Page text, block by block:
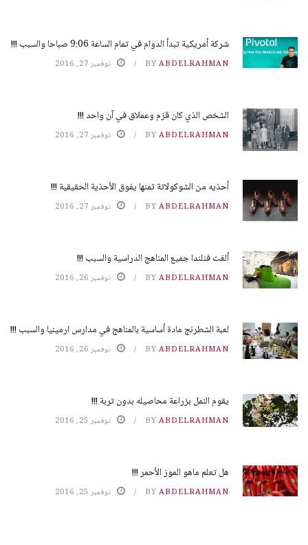
شركة أمريكية تبدأ الدوام في تمام الساعة 9:06 صباحا والسبب !!!
BY ABDELRAHMAN نوفمبر 27, 2016
الشخص الذي كان قزم وعملاق في آن واحد !!!
BY ABDELRAHMAN نوفمبر 27, 2016
أحذيه من الشوكولاتة ثمنها يفوق الأحذية الحقيقية !!!
BY ABDELRAHMAN نوفمبر 27, 2016
ألغت فنلندا جميع المناهج الدراسية والسبب !!!
BY ABDELRAHMAN نوفمبر 26, 2016
لعبة الشطرنج مادة أساسية بالمناهج في مدارس ارمينيا والسبب !!!
BY ABDELRAHMAN نوفمبر 26, 2016
يقوم النمل بزراعة محاصيله بدون تربة !!!
BY ABDELRAHMAN نوفمبر 25, 2016
هل تعلم ماهو الموز الأحمر !!!
BY ABDELRAHMAN نوفمبر 25, 2016